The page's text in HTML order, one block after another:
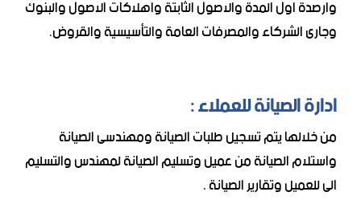
وارصدة اول المدة والاصول الثابتة واهلاكات الاصول والبنوك
وجارى الشركاء والمصرفات العامة والتأسيسية والقروض.
ادارة الصيانة للعملاء :
من خلالها يتم تسجيل طلبات الصيانة ومهندسى الصيانة
واستلام الصيانة من عميل وتسليم الصيانة لمهندس والتسليم
الى للعميل وتقارير الصيانة .